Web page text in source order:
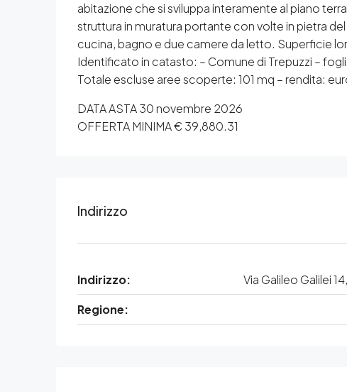
abitazione che si sviluppa interamente al piano
struttura in muratura portante con volte in pietra
cucina, bagno e due camere da letto. Superficie
Identificato in catasto: – Comune di Trepuzzi –
Totale escluse aree scoperte: 101 mq – rendita:
DATA ASTA 30 novembre 2026
OFFERTA MINIMA € 39,880.31
Indirizzo
Indirizzo: Via Galileo Galilei
Regione: